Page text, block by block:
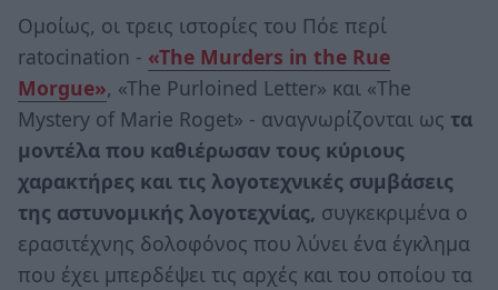
Ομοίως, οι τρεις ιστορίες του Πόε περί
ratocination - «The Murders in the Rue
Morgue», «The Purloined Letter» και «The
Mystery of Marie Roget» - αναγνωρίζονται ως τα
μοντέλα που καθιέρωσαν τους κύριους
χαρακτήρες και τις λογοτεχνικές συμβάσεις
της αστυνομικής λογοτεχνίας, συγκεκριμένα ο
ερασιτέχνης δολοφόνος που λύνει ένα έγκλημα
που έχει μπερδέψει τις αρχές και του οποίου τα